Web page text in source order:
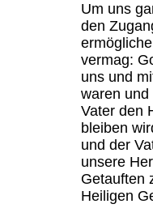
Um uns
den
vermag:
uns und
waren und
Vater den
bleiben
und der
unsere
Getauften
Heiligen